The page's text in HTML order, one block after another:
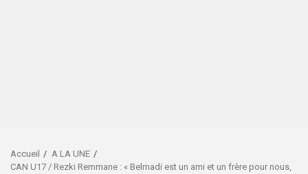
Accueil
A LA UNE
CAN U17 / Rezki Remmane : « Belmadi est un ami et un frère pour nous,